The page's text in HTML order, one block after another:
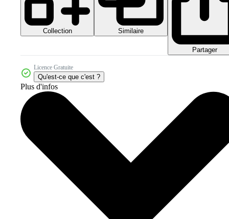
Collection Similaire
Partager
Licence Gratuite
Qu'est-ce que c'est ?
Plus d'infos